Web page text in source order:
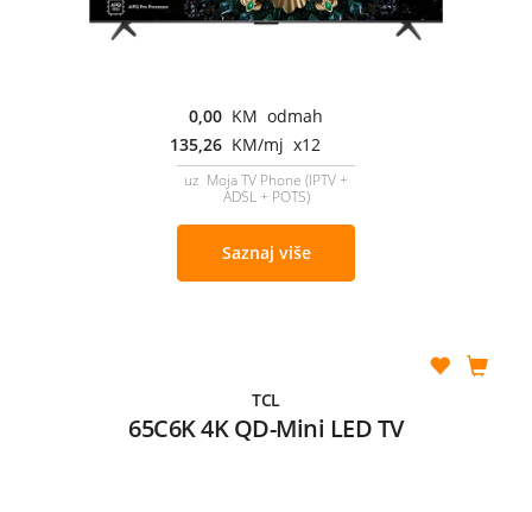
0,00 KM odmah
135,26 KM/mj x12
uz Moja TV Phone (IPTV +
ADSL + POTS)
Saznaj više
TCL
65C6K 4K QD-Mini LED TV